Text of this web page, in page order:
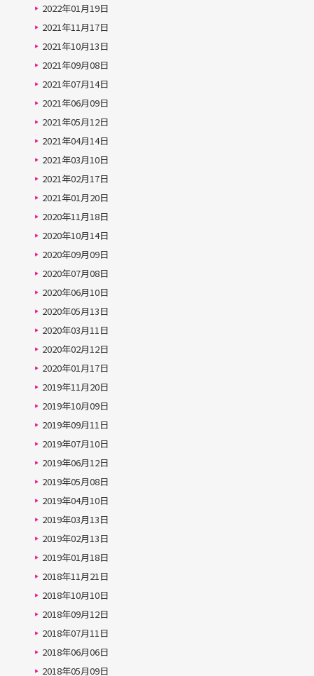
2022年01月19日
2021年11月17日
2021年10月13日
2021年09月08日
2021年07月14日
2021年06月09日
2021年05月12日
2021年04月14日
2021年03月10日
2021年02月17日
2021年01月20日
2020年11月18日
2020年10月14日
2020年09月09日
2020年07月08日
2020年06月10日
2020年05月13日
2020年03月11日
2020年02月12日
2020年01月17日
2019年11月20日
2019年10月09日
2019年09月11日
2019年07月10日
2019年06月12日
2019年05月08日
2019年04月10日
2019年03月13日
2019年02月13日
2019年01月18日
2018年11月21日
2018年10月10日
2018年09月12日
2018年07月11日
2018年06月06日
2018年05月09日